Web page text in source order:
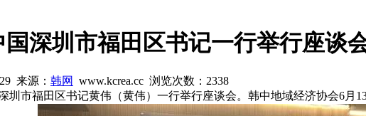
深圳市福田区书记一行举行座谈
来源： 韩网 www.kcrea.cc 浏览次数： 2338
圳市福田区书记黄伟（黄伟）一行举行座谈会。韩中地域经济协会6月